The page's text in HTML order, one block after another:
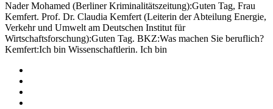
Nader Mohamed (Berliner Kriminalitätszeitung):Guten Tag, Frau
Kemfert. Prof. Dr. Claudia Kemfert (Leiterin der Abteilung Energie,
Verkehr und Umwelt am Deutschen Institut für
Wirtschaftsforschung):Guten Tag. BKZ:Was machen Sie beruflich?
Kemfert:Ich bin Wissenschaftlerin. Ich bin